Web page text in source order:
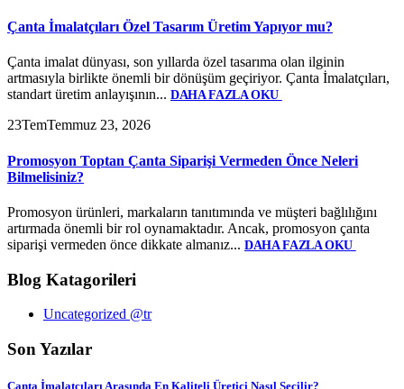
Çanta İmalatçıları Özel Tasarım Üretim Yapıyor mu?
Çanta imalat dünyası, son yıllarda özel tasarıma olan ilginin
artmasıyla birlikte önemli bir dönüşüm geçiriyor. Çanta İmalatçıları,
standart üretim anlayışının... DAHA FAZLA OKU
23TemTemmuz 23, 2026
Promosyon Toptan Çanta Siparişi Vermeden Önce Neleri
Bilmelisiniz?
Promosyon ürünleri, markaların tanıtımında ve müşteri bağlılığını
artırmada önemli bir rol oynamaktadır. Ancak, promosyon çanta
siparişi vermeden önce dikkate almanız... DAHA FAZLA OKU
Blog Katagorileri
Uncategorized @tr
Son Yazılar
Çanta İmalatçıları Arasında En Kaliteli Üretici Nasıl Seçilir?